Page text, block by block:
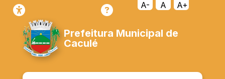
A- A A+
Prefeitura Municipal de
Caculé